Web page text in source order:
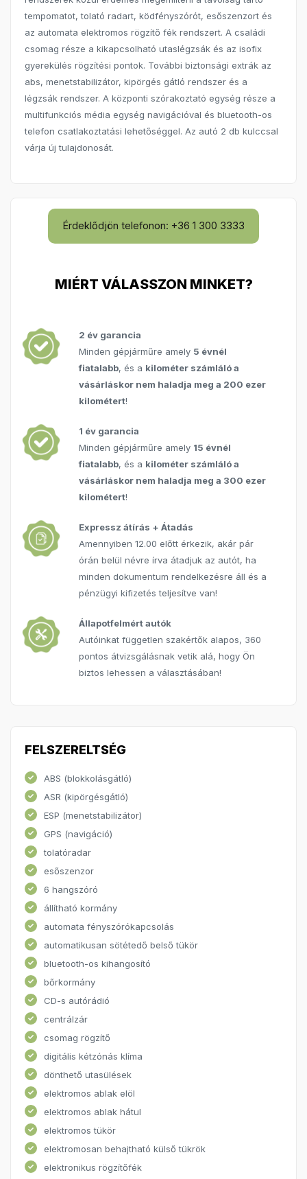
tempomatot, tolató radart, ködfényszórót, esőszenzort és
az automata elektromos rögzítő fék rendszert. A családi
csomag része a kikapcsolható utaslégzsák és az isofix
gyerekülés rögzítési pontok. További biztonsági extrák az
abs, menetstabilizátor, kipörgés gátló rendszer és a
légzsák rendszer. A központi szórakoztató egység része a
multifunkciós média egység navigációval és bluetooth-os
telefon csatlakoztatási lehetőséggel. Az autó 2 db kulccsal
várja új tulajdonosát.
Érdeklődjön telefonon: +36 1 300 3333
MIÉRT VÁLASSZON MINKET?
2 év garancia
Minden gépjárműre amely 5 évnél
fiatalabb, és a kilométer számláló a
vásárláskor nem haladja meg a 200 ezer
kilométert!
1 év garancia
Minden gépjárműre amely 15 évnél
fiatalabb, és a kilométer számláló a
vásárláskor nem haladja meg a 300 ezer
kilométert!
Expressz átírás + Átadás
Amennyiben 12.00 előtt érkezik, akár pár
órán belül névre írva átadjuk az autót, ha
minden dokumentum rendelkezésre áll és a
pénzügyi kifizetés teljesítve van!
Állapotfelmért autók
Autóinkat független szakértők alapos, 360
pontos átvizsgálásnak vetik alá, hogy Ön
biztos lehessen a választásában!
FELSZERELTSÉG
ABS (blokkolásgátló)
ASR (kipörgésgátló)
ESP (menetstabilizátor)
GPS (navigáció)
tolatóradar
esőszenzor
6 hangszóró
állítható kormány
automata fényszórókapcsolás
automatikusan sötétedő belső tükör
bluetooth-os kihangosító
bőrkormány
CD-s autórádió
centrálzár
csomag rögzítő
digitális kétzónás klíma
dönthető utasülések
elektromos ablak elöl
elektromos ablak hátul
elektromos tükör
elektromosan behajtható külső tükrök
elektronikus rögzítőfék